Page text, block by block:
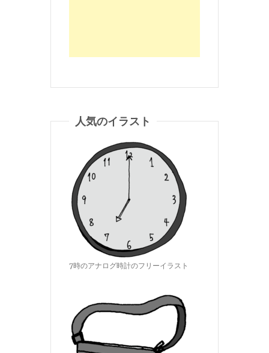
人気のイラスト
7時のアナログ時計のフリーイラスト